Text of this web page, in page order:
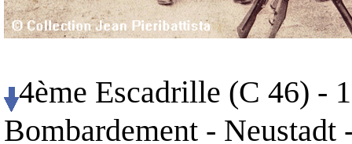
4ème Escadrille (C 46) -
Bombardement -